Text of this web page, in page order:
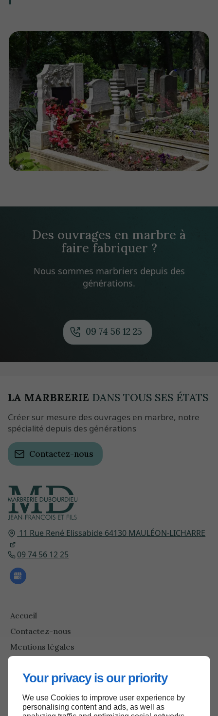
Your privacy is our priority
We use Cookies to improve user experience by
personalising content and ads, as well as
Des ouvrages en marbre à
faire fabriquer ?
Nous sommes marbriers depuis des
générations.
09 74 56 12 25
11 Rue René Elissabide 64130 MAULÉON-LICHARRE
09 74 56 12 25
Accueil
Contactez-nous
Mentions légales
LA MARBRERIE DANS TOUS SES ÉTATS
Créer sur mesure des ouvrages en marbre, notre
spécialité depuis des générations
Contactez-nous
Haut de page